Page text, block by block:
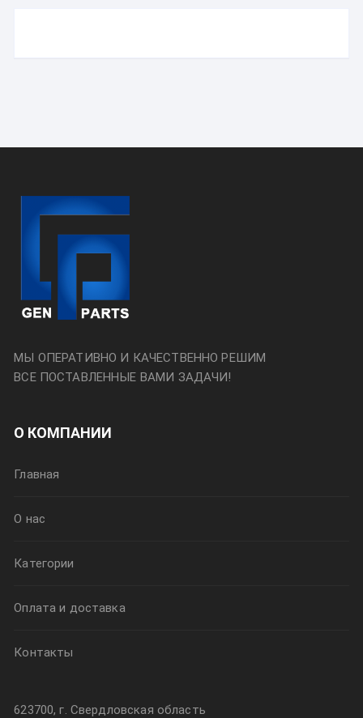
МЫ ОПЕРАТИВНО И КАЧЕСТВЕННО РЕШИМ
ВСЕ ПОСТАВЛЕННЫЕ ВАМИ ЗАДАЧИ!
О КОМПАНИИ
Главная
О нас
Категории
Оплата и доставка
Контакты
623700, г. Свердловская область